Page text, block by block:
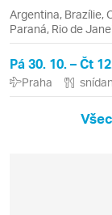
Argentina, Brazílie,
Paraná, Rio de
Sacramento,
Ipanema, Leblon,
Tigre, Valparaiso,
Pá 30. 10. – Čt
Praha